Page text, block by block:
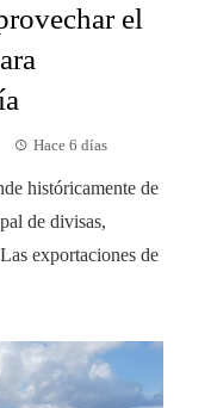
el
Hace 6 días
históricamente de
de divisas,
exportaciones de